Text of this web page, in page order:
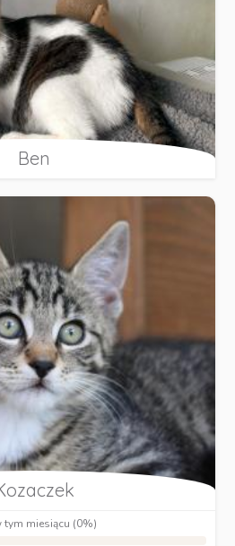
Ben
miesiącu (0%)